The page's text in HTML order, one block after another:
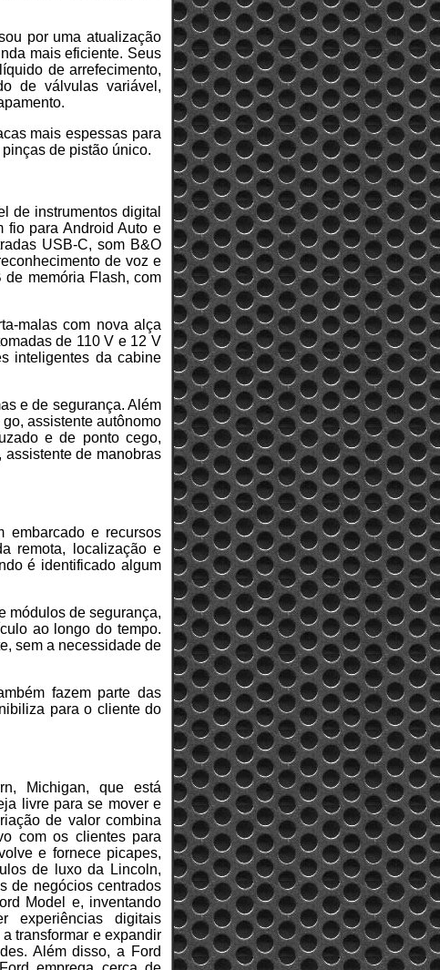
por uma atualização
mais eficiente. Seus
de arrefecimento,
de válvulas variável,
mais espessas para
de pistão único.
de instrumentos digital
fio para Android Auto e
USB-C, som B&O
de voz e
memória Flash, com
malas com nova alça
de 110 V e 12 V
inteligentes da cabine
e de segurança. Além
assistente autônomo
e de ponto cego,
de manobras
embarcado e recursos
remota, localização e
é identificado algum
módulos de segurança,
ao longo do tempo.
sem a necessidade de
fazem parte das
para o cliente do
Michigan, que está
livre para se mover e
de valor combina
com os clientes para
e fornece picapes,
de luxo da Lincoln,
de negócios centrados
Model e, inventando
experiências digitais
transformar e expandir
Além disso, a Ford